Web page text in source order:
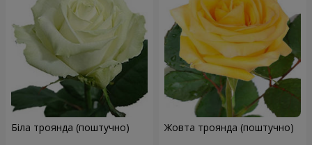
Біла троянда (поштучно) Жовта троянда (поштучно)